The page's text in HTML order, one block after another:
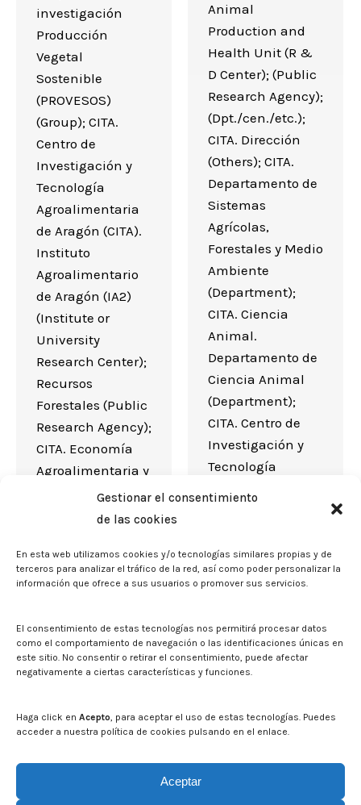
Gestionar el consentimiento
de las cookies
En esta web utilizamos cookies y/o tecnologías similares propias y de
terceros para analizar el tráfico de la red, así como poder personalizar la
información que ofrece a sus usuarios o promover sus servicios.
El consentimiento de estas tecnologías nos permitirá procesar datos
como el comportamiento de navegación o las identificaciones únicas en
este sitio. No consentir o retirar el consentimiento, puede afectar
negativamente a ciertas características y funciones.
Haga click en Acepto, para aceptar el uso de estas tecnologías. Puedes
acceder a nuestra política de cookies pulsando en el enlace.
Aceptar
investigación
Producción
Vegetal
Sostenible
(PROVESOS)
(Group); CITA.
Centro de
Investigación y
Tecnología
Agroalimentaria
de Aragón (CITA).
Instituto
Agroalimentario
de Aragón (IA2)
(Institute or
University
Research Center);
Recursos
Forestales (Public
Research Agency);
CITA. Economía
Agroalimentaria y
de los Recursos
Naturales (Unit R
Animal
Production and
Health Unit (R &
D Center); (Public
Research Agency);
(Dpt./cen./etc.);
CITA. Dirección
(Others); CITA.
Departamento de
Sistemas
Agrícolas,
Forestales y Medio
Ambiente
(Department);
CITA. Ciencia
Animal.
Departamento de
Ciencia Animal
(Department);
CITA. Centro de
Investigación y
Tecnología
Agroalimentario
de Aragón (IA2)
Research Center);
CITA.…